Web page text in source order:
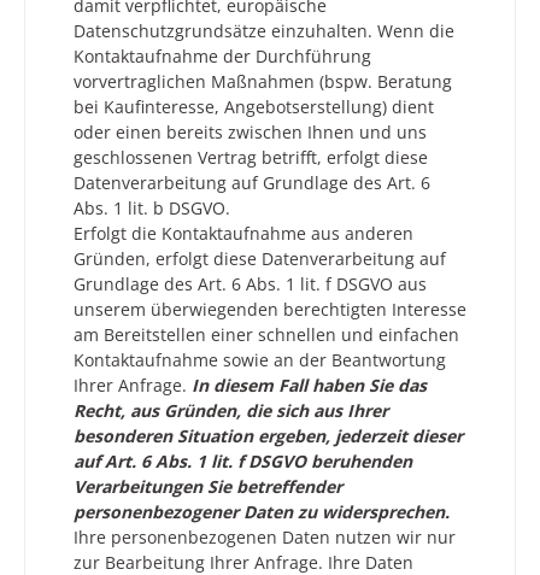
damit verpflichtet, europäische
Datenschutzgrundsätze einzuhalten. Wenn die
Kontaktaufnahme der Durchführung
vorvertraglichen Maßnahmen (bspw. Beratung
bei Kaufinteresse, Angebotserstellung) dient
oder einen bereits zwischen Ihnen und uns
geschlossenen Vertrag betrifft, erfolgt diese
Datenverarbeitung auf Grundlage des Art. 6
Abs. 1 lit. b DSGVO.
Erfolgt die Kontaktaufnahme aus anderen
Gründen, erfolgt diese Datenverarbeitung auf
Grundlage des Art. 6 Abs. 1 lit. f DSGVO aus
unserem überwiegenden berechtigten Interesse
am Bereitstellen einer schnellen und einfachen
Kontaktaufnahme sowie an der Beantwortung
Ihrer Anfrage. In diesem Fall haben Sie das
Recht, aus Gründen, die sich aus Ihrer
besonderen Situation ergeben, jederzeit dieser
auf Art. 6 Abs. 1 lit. f DSGVO beruhenden
Verarbeitungen Sie betreffender
personenbezogener Daten zu widersprechen.
Ihre personenbezogenen Daten nutzen wir nur
zur Bearbeitung Ihrer Anfrage. Ihre Daten